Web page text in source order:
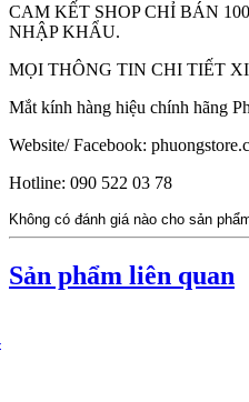
CAM KẾT SHOP CHỈ BÁN
NHẬP KHẨU.
MỌI THÔNG TIN CHI TIẾT
Mắt kính hàng hiệu chính hãng
Website/ Facebook:
Hotline: 090 522 03 78
Không có đánh giá nào cho sản
Sản phẩm liên quan